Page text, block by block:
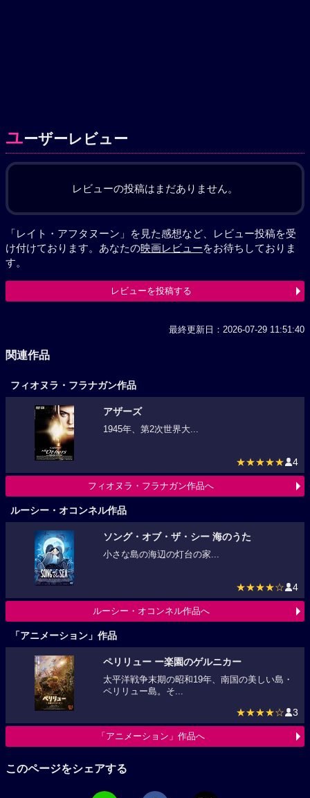
ユーザーレビュー
レビューの投稿はまだありません。
「レイト・アフタヌーン」を見た感想など、レビュー投稿を受
け付けております。あなたの映画レビューをお待ちしておりま
す。
レビューを投稿する
最終更新日：2026-07-29 11:51:40
関連作品
フィオヌラ・フラナガン作品
アザーズ
1945年、第2次世界大...
★★★★★ 4
フィオヌラ・フラナガン作品へ
ルーシー・オコンネル作品
ソング・オブ・ザ・シー 海のうた
小さな島の海辺の灯台の家...
★★★★☆ 4
ルーシー・オコンネル作品へ
「アニメーション」作品
ペリリュー ー楽園のゲルニカー
太平洋戦争末期の昭和19年、南国の美しい島・
ペリリュー島。そ...
★★★★☆ 3
「アニメーション」作品へ
このページをシェアする